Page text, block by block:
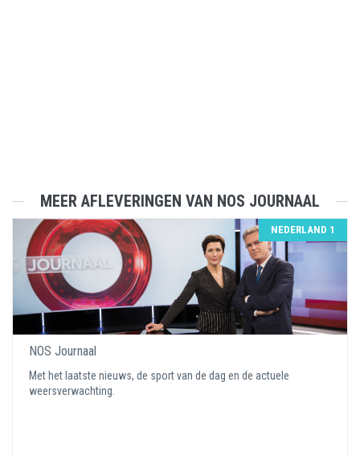
MEER AFLEVERINGEN VAN NOS JOURNAAL
NEDERLAND 1
NOS Journaal
Met het laatste nieuws, de sport van de dag en de actuele
weersverwachting.